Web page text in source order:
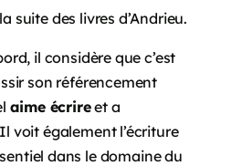
suite des livres d’Andrieu.
il considère que c’est
son référencement
aime écrireet a
voit également l’écriture
dans le domaine du